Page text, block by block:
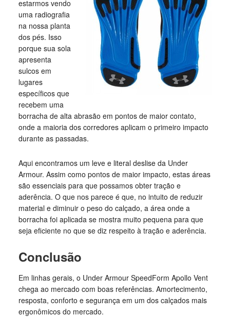
estarmos vendo
uma radiografia
na nossa planta
dos pés. Isso
porque sua sola
apresenta
sulcos em
lugares
específicos que
recebem uma
borracha de alta abrasão em pontos de maior contato,
onde a maioria dos corredores aplicam o primeiro impacto
durante as passadas.
Aqui encontramos um leve e literal deslise da Under
Armour. Assim como pontos de maior impacto, estas áreas
são essenciais para que possamos obter tração e
aderência. O que nos parece é que, no intuito de reduzir
material e diminuir o peso do calçado, a área onde a
borracha foi aplicada se mostra muito pequena para que
seja eficiente no que se diz respeito à tração e aderência.
Conclusão
Em linhas gerais, o Under Armour SpeedForm Apollo Vent
chega ao mercado com boas referências. Amortecimento,
resposta, conforto e segurança em um dos calçados mais
ergonômicos do mercado.